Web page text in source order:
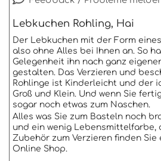
Lebkuchen Rohling, Hai
Der Lebkuchen mit der Form
also ohne Alles bei Ihnen an. So
Gelegenheit ihn nach ganz
gestalten. Das Verzieren und
Rohlinge ist Kinderleicht und der
Groß und Klein. Und wenn Sie
sogar noch etwas zum Naschen.
Alles was Sie zum Basteln noch
und ein wenig Lebensmittelfarbe,
Zubehör zum Verzieren finden
Online Shop.